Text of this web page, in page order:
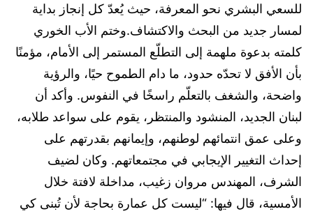
للسعي البشري نحو المعرفة، حيث يُعدّ كل إنجاز بداية
لمسار جديد من البحث والاكتشاف.وختم الأب الخوري
كلمته بدعوة ملهمة إلى التطلّع المستمر إلى الأمام، مؤمنًا
بأن الأفق لا تحدّه حدود، ما دام الطموح حيًا، والرؤية
واضحة، والشغف بالتعلّم راسخًا في النفوس. وأكد أن
لبنان الجديد، المنشود والمنتظر، يقوم على سواعد طلابه،
وعلى عمق انتمائهم لوطنهم، وإيمانهم بقدرتهم على
إحداث التغيير الإيجابي في مجتمعاتهم. وكان لضيف
الشرف، المهندس مروان زغيب، مداخلة لافتة خلال
الأمسية، قال فيها: “ليست كل عمارة بحاجة لأن تُبنى كي